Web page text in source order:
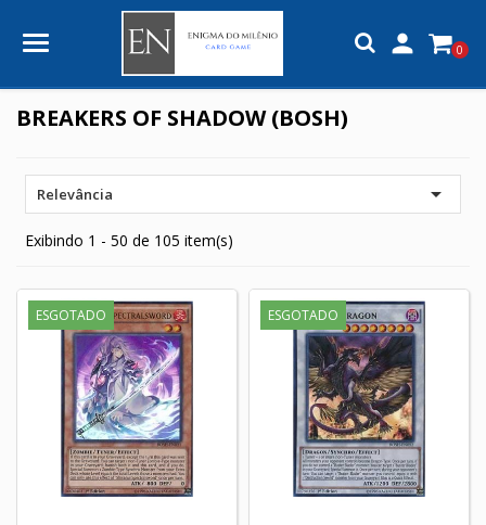
 0
BREAKERS OF SHADOW (BOSH)
Relevância 
Exibindo 1 - 50 de 105 item(s)
ESGOTADO ESGOTADO